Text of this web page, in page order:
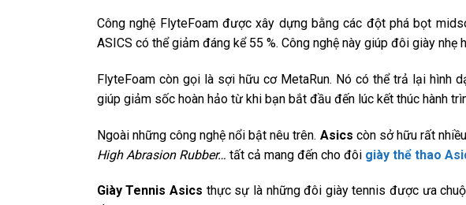
Công nghệ FlyteFoam được xây dựng bằng các đột phá bọt
ASICS có thể giảm đáng kể 55 %. Công nghệ này giúp đôi giày nhẹ
FlyteFoam còn gọi là sợi hữu cơ MetaRun. Nó có thể trả lại hình
giúp giảm sốc hoàn hảo từ khi bạn bắt đầu đến lúc kết thúc hành
Ngoài những công nghệ nổi bật nêu trên. Asics còn sở hữu rất
High Abrasion Rubber… tất cả mang đến cho đôi giày thể thao
Giày Tennis Asics thực sự là những đôi giày tennis được ưa